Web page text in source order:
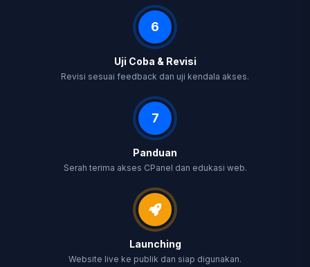
6
Uji Coba & Revisi
Revisi sesuai feedback dan uji kendala akses.
7
Panduan
Serah terima akses CPanel dan edukasi web.
Launching
Website live ke publik dan siap digunakan.